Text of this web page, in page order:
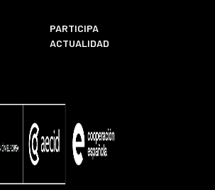
PARTICIPA
ACTUALIDAD